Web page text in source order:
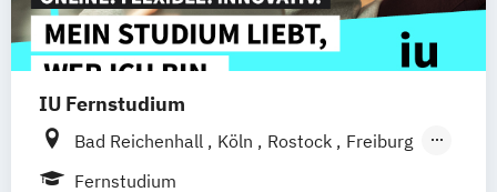
IU Fernstudium
Bad Reichenhall Köln Rostock
Freiburg
Kiel
Frankfurt am Main
Fernstudium